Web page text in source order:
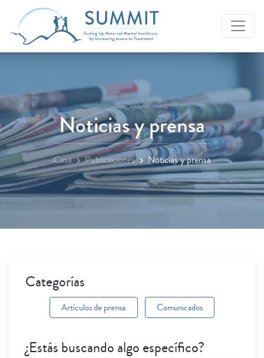
Noticias y prensa
Casa Publicaciones Noticias y prensa
Categorías
Artículos de prensa Comunicados
¿Estás buscando algo específico?